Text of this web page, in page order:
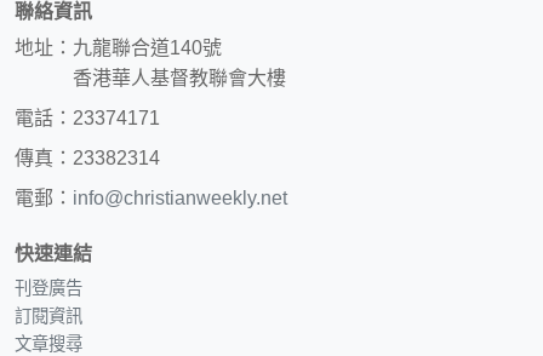
聯絡資訊
地址：九龍聯合道140號
香港華人基督教聯會大樓
電話：23374171
傳真：23382314
電郵： info@christianweekly.net
快速連結
刊登廣告
訂閱資訊
文章搜尋